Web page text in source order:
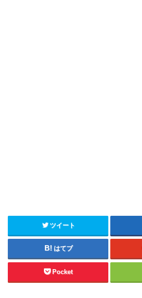
ツイート
はてブ
Pocket